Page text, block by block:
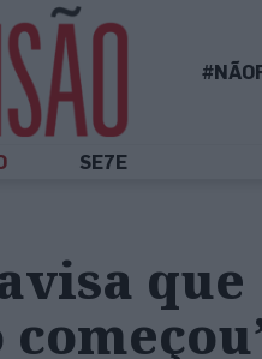
SE7E
que